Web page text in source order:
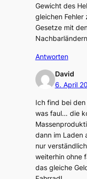
Gewicht des
gleichen Fehler
Gesetze mit
Antworten
David
6. April
Ich find bei
was faul… die
dann im Laden
nur
weiterhin ohne
das gleiche